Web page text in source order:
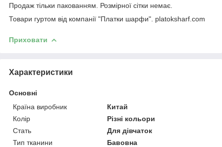
Продаж тільки пакованням. Розмірної сітки немає.
Товари гуртом від компанії "Платки шарфи". platoksharf.com
Приховати
Характеристики
Основні
Країна виробник
Китай
Колір
Різні кольори
Стать
Для дівчаток
Тип тканини
Бавовна